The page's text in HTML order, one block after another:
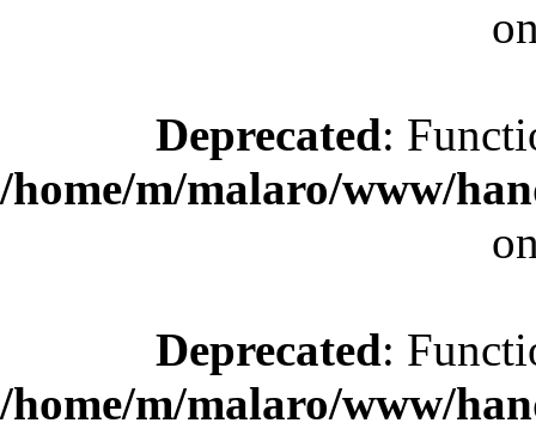
Deprecated:
/home/m/malaro/www/
Deprecated:
/home/m/malaro/www/